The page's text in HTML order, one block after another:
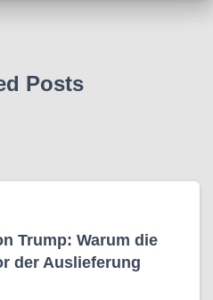
Posts
Trump: Warum die
der Auslieferung